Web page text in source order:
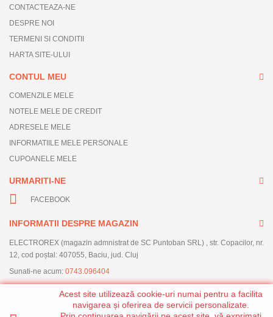
CONTACTEAZA-NE
DESPRE NOI
TERMENI SI CONDITII
HARTA SITE-ULUI
CONTUL MEU
COMENZILE MELE
NOTELE MELE DE CREDIT
ADRESELE MELE
INFORMATIILE MELE PERSONALE
CUPOANELE MELE
URMARITI-NE
FACEBOOK
INFORMATII DESPRE MAGAZIN
ELECTROREX (magazin admnistrat de SC Puntoban SRL) , str. Copacilor, nr.
12, cod poștal: 407055, Baciu, jud. Cluj
Sunati-ne acum: 0743.096404
Acest site utilizează cookie-uri numai pentru a facilita
navigarea și oferirea de servicii personalizate.